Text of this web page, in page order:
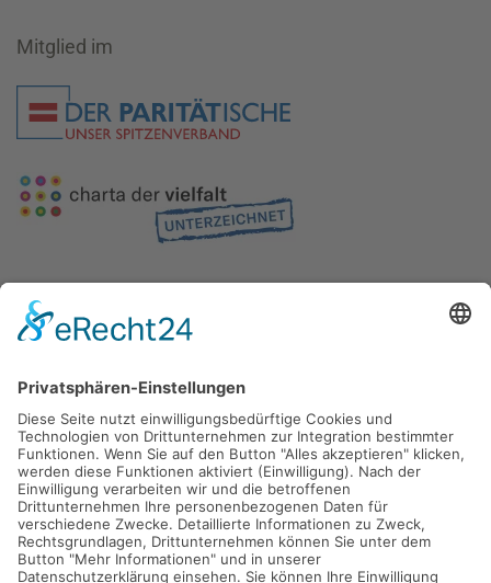
Mitglied im
Gefördert durch die
Freie und Hansestadt Hamburg